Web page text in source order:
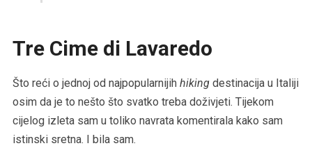
Tre Cime di Lavaredo
Što reći o jednoj od najpopularnijih hikingdestinacija u Italiji
osim da je to nešto što svatko treba doživjeti. Tijekom
cijelog izleta sam u toliko navrata komentirala kako sam
istinski sretna. I bila sam.